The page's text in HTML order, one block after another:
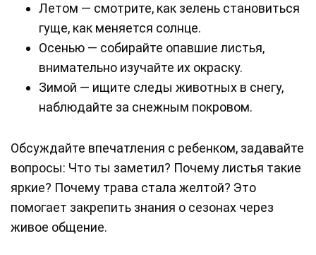
Летом — смотрите, как зелень становиться
гуще, как меняется солнце.
Осенью — собирайте опавшие листья,
внимательно изучайте их окраску.
Зимой — ищите следы животных в снегу,
наблюдайте за снежным покровом.
Обсуждайте впечатления с ребенком, задавайте
вопросы: Что ты заметил? Почему листья такие
яркие? Почему трава стала желтой? Это
помогает закрепить знания о сезонах через
живое общение.